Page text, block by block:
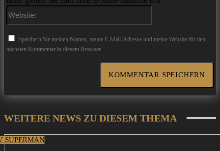
Speichern Sie meinen Namen, meine E-Mail-Adresse und meine Website für den
nächsten Kommentar in diesem Browser.
WEITERE NEWS ZU DIESEM THEMA
SUPERMAN